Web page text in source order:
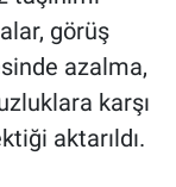
görüş
azalma,
karşı
aktarıldı.